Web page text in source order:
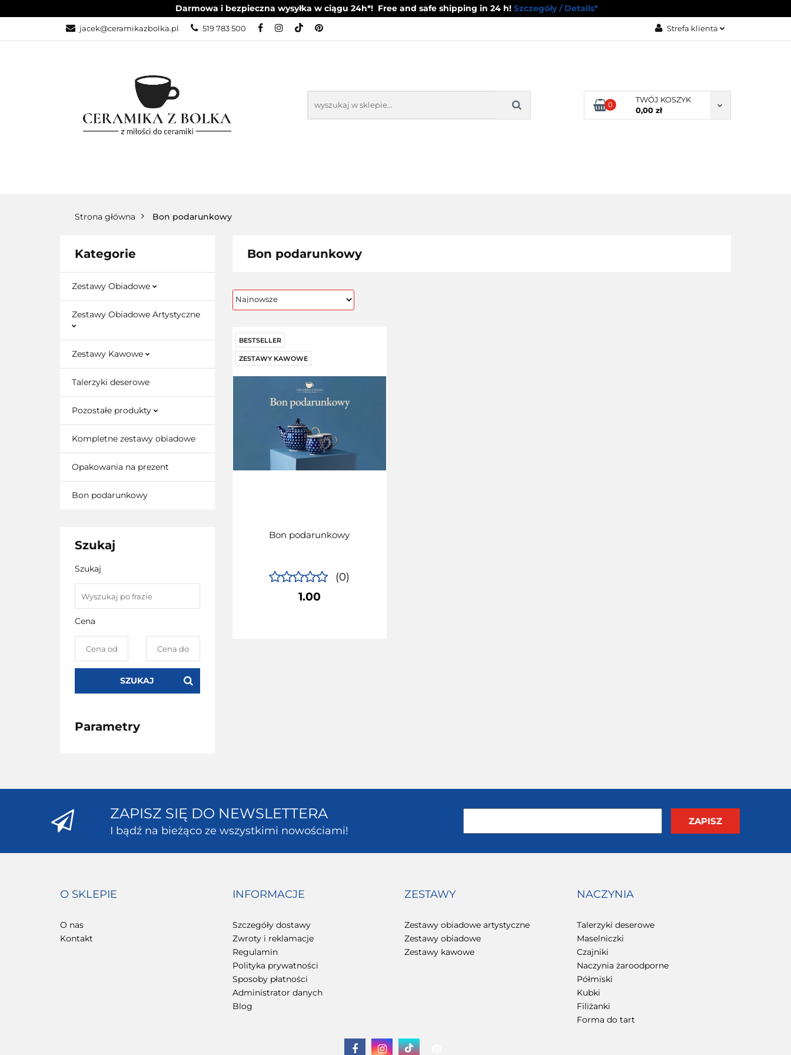
Darmowa i bezpieczna wysyłka w ciągu 24h*! Free and safe shipping in 24 h! Szczegóły / Details*
jacek@ceramikazbolka.pl 519 783 500 Strefa klienta
Dodaj zgłoszenie
Zgody cookies
0
TWÓJ KOSZYK
0,00 zł
ZESTAWY OBIADOWE ARTYSTYCZNE ZESTAWY OBIADOWE
Strona główna Bon podarunkowy
Kategorie
Zestawy Obiadowe
Zestawy Obiadowe Artystyczne
Zestawy Kawowe
Talerzyki deserowe
Pozostałe produkty
Kompletne zestawy obiadowe
Opakowania na prezent
Bon podarunkowy
Szukaj
Szukaj
Cena
SZUKAJ
Parametry
Bon podarunkowy
BESTSELLER
ZESTAWY KAWOWE
Bon podarunkowy
(0)
1.00
ZAPISZ SIĘ DO NEWSLETTERA
I bądź na bieżąco ze wszystkimi nowościami!
O SKLEPIE
O nas
Kontakt
INFORMACJE
Szczegóły dostawy
Zwroty i reklamacje
Regulamin
Polityka prywatności
Sposoby płatności
Administrator danych
Blog
ZESTAWY
Zestawy obiadowe artystyczne
Zestawy obiadowe
Zestawy kawowe
NACZYNIA
Talerzyki deserowe
Maselniczki
Czajniki
Naczynia żaroodporne
Półmiski
Kubki
Filiżanki
Forma do tart